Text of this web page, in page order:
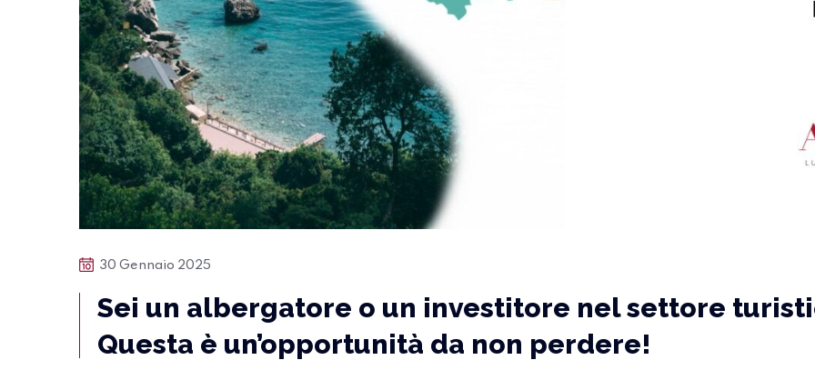
30 Gennaio 2025
Sei un albergatore o un investitore nel settore
Questa è un’opportunità da non perdere!